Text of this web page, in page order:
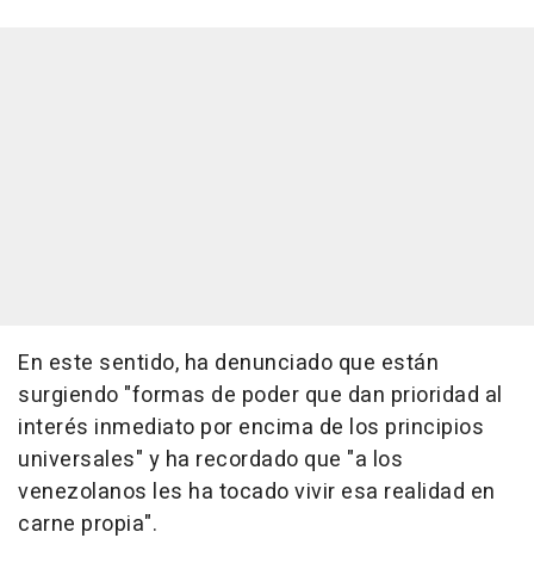
En este sentido, ha denunciado que están
surgiendo "formas de poder que dan prioridad al
interés inmediato por encima de los principios
universales" y ha recordado que "a los
venezolanos les ha tocado vivir esa realidad en
carne propia".